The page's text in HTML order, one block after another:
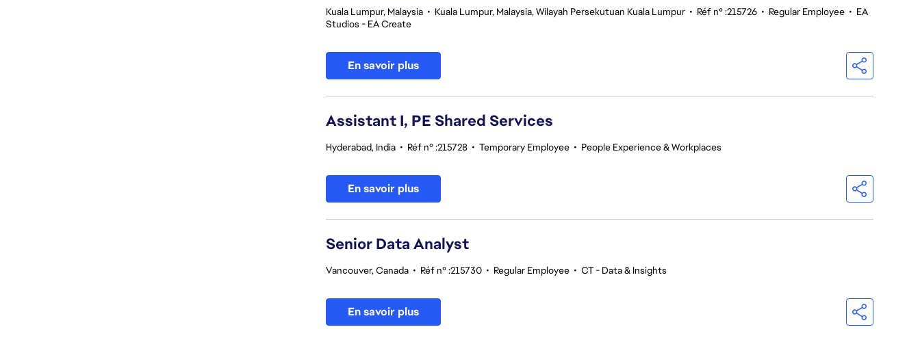
Kuala Lumpur, Malaysia • Kuala Lumpur, Malaysia, Wilayah Persekutuan Kuala Lumpur • Réf n° :215726 • Regular Employee • EA
Studios - EA Create
En savoir plus
Assistant I, PE Shared Services
Hyderabad, India • Réf n° :215728 • Temporary Employee • People Experience & Workplaces
En savoir plus
Senior Data Analyst
Vancouver, Canada • Réf n° :215730 • Regular Employee • CT - Data & Insights
En savoir plus